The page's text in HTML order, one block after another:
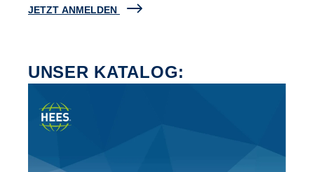
JETZT ANMELDEN
UNSER KATALOG: